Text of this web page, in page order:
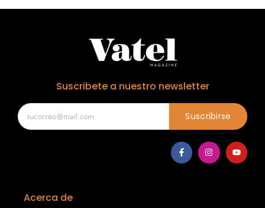
Suscribete a nuestro newsletter
Suscribirse
Acerca de